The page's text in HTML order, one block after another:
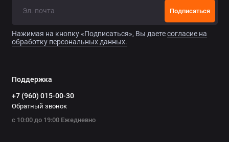
Подписаться
Нажимая на кнопку «Подписаться», Вы даетесогласие на
обработку персональных данных.
Поддержка
+7 (960) 015-00-30
Обратный звонок
с 10:00 до 19:00 Ежедневно